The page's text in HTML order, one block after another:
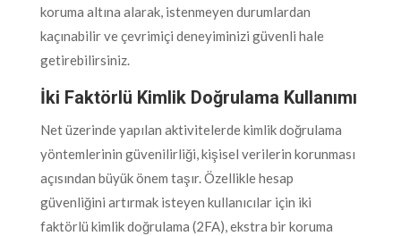
koruma altına alarak, istenmeyen durumlardan
kaçınabilir ve çevrimiçi deneyiminizi güvenli hale
getirebilirsiniz.
İki Faktörlü Kimlik Doğrulama Kullanımı
Net üzerinde yapılan aktivitelerde kimlik doğrulama
yöntemlerinin güvenilirliği, kişisel verilerin korunması
açısından büyük önem taşır. Özellikle hesap
güvenliğini artırmak isteyen kullanıcılar için iki
faktörlü kimlik doğrulama (2FA), ekstra bir koruma